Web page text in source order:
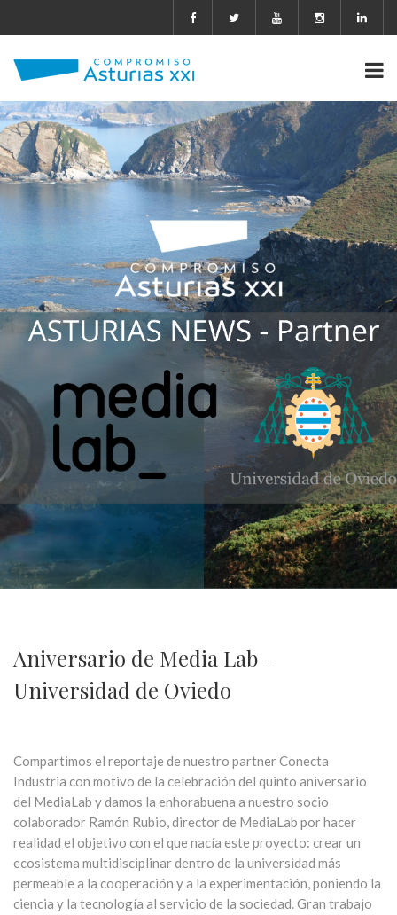
Aniversario de Media Lab –
Universidad de Oviedo
Compartimos el reportaje de nuestro partner Conecta
Industria con motivo de la celebración del quinto aniversario
del MediaLab y damos la enhorabuena a nuestro socio
colaborador Ramón Rubio, director de MediaLab por hacer
realidad el objetivo con el que nacía este proyecto: crear un
ecosistema multidisciplinar dentro de la universidad más
permeable a la cooperación y a la experimentación, poniendo la
ciencia y la tecnología al servicio de la sociedad. Gran trabajo